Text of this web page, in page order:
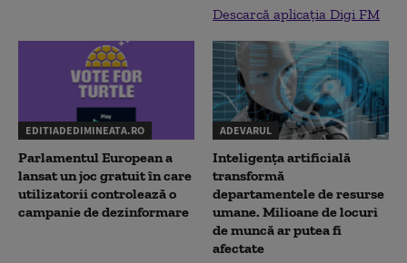
Descarcă aplicația Digi FM
EDITIADEDIMINEATA.RO
Parlamentul European a
lansat un joc gratuit în care
utilizatorii controlează o
campanie de dezinformare
ADEVARUL
Inteligența artificială
transformă
departamentele de resurse
umane. Milioane de locuri
de muncă ar putea fi
afectate